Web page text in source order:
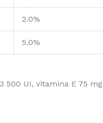
2.0%
5.0%
500 UI, vitamina E 75